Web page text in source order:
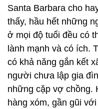
Santa Barbara cho
thấy, hầu hết những
ở mọi độ tuổi đều có
lành mạnh và có ích.
có khả năng gắn kết
người chưa lập gia
những cặp vợ chồng.
hàng xóm, gần gũi